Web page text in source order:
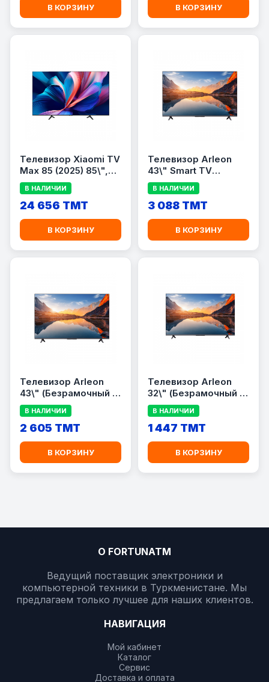
В КОРЗИНУ В КОРЗИНУ
Телевизор Xiaomi TV
Max 85 (2025) 85\",
4K UHD, Google TV,
144 Гц, Wi-Fi,
Bluetooth, Black
В НАЛИЧИИ
24 656 TMT
В КОРЗИНУ
Телевизор Arleon
43\" Smart TV
Android 16
(Безрамочный,
Экран A+, RAM 1.5GB)
В НАЛИЧИИ
3 088 TMT
В КОРЗИНУ
Телевизор Arleon
43\" (Безрамочный /
LED / A+ Экран)
В НАЛИЧИИ
2 605 TMT
В КОРЗИНУ
Телевизор Arleon
32\" (Безрамочный /
LED / A+ Экран)
В НАЛИЧИИ
1 447 TMT
В КОРЗИНУ
О FORTUNATM
Ведущий поставщик электроники и
компьютерной техники в Туркменистане. Мы
предлагаем только лучшее для наших клиентов.
НАВИГАЦИЯ
Мой кабинет
Каталог
Сервис
Доставка и оплата